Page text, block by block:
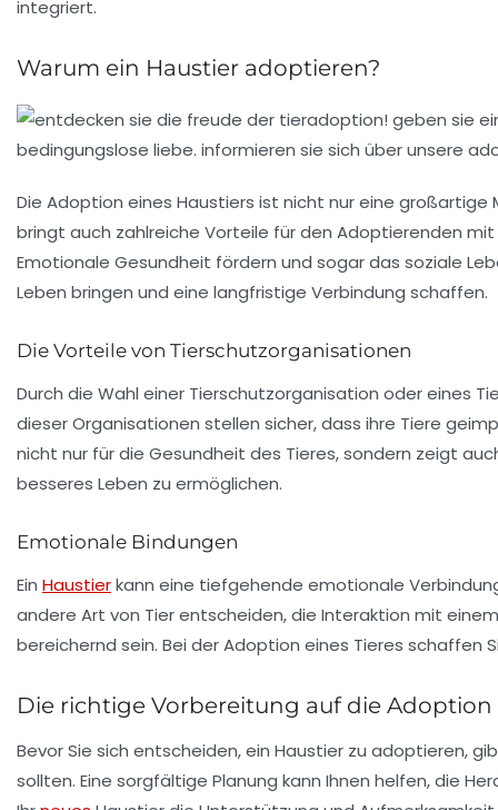
integriert.
Warum ein Haustier adoptieren?
Die Adoption eines Haustiers ist nicht nur eine großartige
bringt auch zahlreiche Vorteile für den Adoptierenden
Emotionale Gesundheit fördern und sogar das soziale
Leben bringen und eine langfristige Verbindung schaffen.
Die Vorteile von Tierschutzorganisationen
Durch die Wahl einer Tierschutzorganisation oder eines
dieser Organisationen stellen sicher, dass ihre Tiere
nicht nur für die Gesundheit des Tieres, sondern zeigt
besseres Leben zu ermöglichen.
Emotionale Bindungen
Ein Haustierkann eine tiefgehende emotionale
andere Art von Tier entscheiden, die Interaktion mit
bereichernd sein. Bei der Adoption eines Tieres schaffen
Die richtige Vorbereitung auf die Adoption
Bevor Sie sich entscheiden, ein Haustier zu adoptieren,
sollten. Eine sorgfältige Planung kann Ihnen helfen, die